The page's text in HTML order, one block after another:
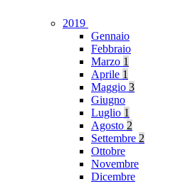
2019
Gennaio
Febbraio
Marzo 1
Aprile 1
Maggio 3
Giugno
Luglio 1
Agosto 2
Settembre 2
Ottobre
Novembre
Dicembre